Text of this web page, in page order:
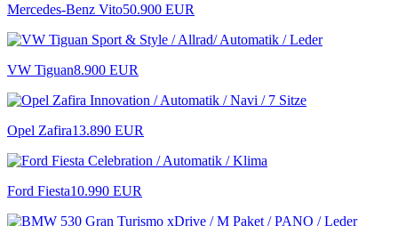
Mercedes-Benz Vito50.900 EUR
VW Tiguan8.900 EUR
Opel Zafira13.890 EUR
Ford Fiesta10.990 EUR